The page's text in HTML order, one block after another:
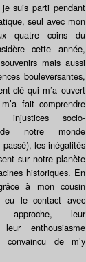
suis parti pendant
seul avec mon
quatre coins du
cette année,
mais aussi
bouleversantes,
clé qui m’a ouvert
fait comprendre
injustices socio-
de notre monde
les inégalités
sur notre planète
historiques. En
à mon cousin
eu le contact avec
approche, leur
enthousiasme
convaincu de m’y